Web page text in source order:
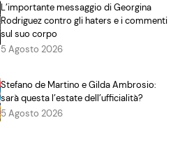
L’importante messaggio di Georgina
Rodriguez contro gli haters e i commenti
sul suo corpo
5 Agosto 2026
Stefano de Martino e Gilda Ambrosio:
sarà questa l’estate dell’ufficialità?
5 Agosto 2026